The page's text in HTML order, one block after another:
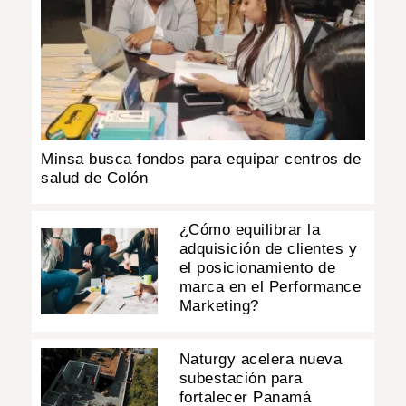
Minsa busca fondos para equipar centros de
salud de Colón
¿Cómo equilibrar la
adquisición de clientes y
el posicionamiento de
marca en el Performance
Marketing?
Naturgy acelera nueva
subestación para
fortalecer Panamá